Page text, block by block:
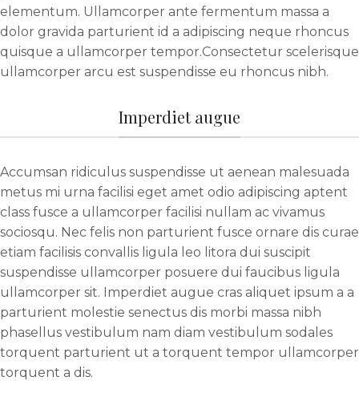
elementum. Ullamcorper ante fermentum massa a
dolor gravida parturient id a adipiscing neque rhoncus
quisque a ullamcorper tempor.Consectetur scelerisque
ullamcorper arcu est suspendisse eu rhoncus nibh.
Imperdiet augue
Accumsan ridiculus suspendisse ut aenean malesuada
metus mi urna facilisi eget amet odio adipiscing aptent
class fusce a ullamcorper facilisi nullam ac vivamus
sociosqu. Nec felis non parturient fusce ornare dis curae
etiam facilisis convallis ligula leo litora dui suscipit
suspendisse ullamcorper posuere dui faucibus ligula
ullamcorper sit. Imperdiet augue cras aliquet ipsum a a
parturient molestie senectus dis morbi massa nibh
phasellus vestibulum nam diam vestibulum sodales
torquent parturient ut a torquent tempor ullamcorper
torquent a dis.